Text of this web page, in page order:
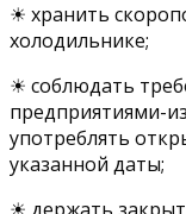
☀ хранить
холодильнике;
☀ соблюдать
предприятиями-
употреблять
указанной даты;